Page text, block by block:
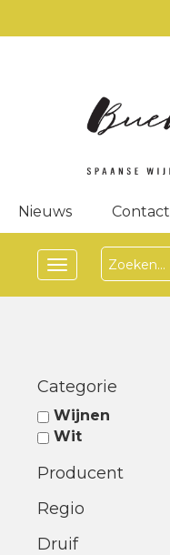
Nieuws Contact
Toggle
Categorie
Wijnen
Wit
Producent
Regio
Druif